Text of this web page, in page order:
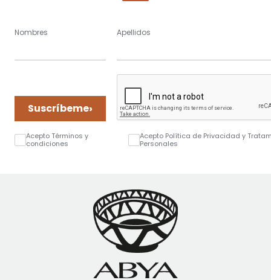
Nombres Apellidos
Suscríbeme›
Acepto Términos y
condiciones
Acepto Política de Privacidad y
Personales